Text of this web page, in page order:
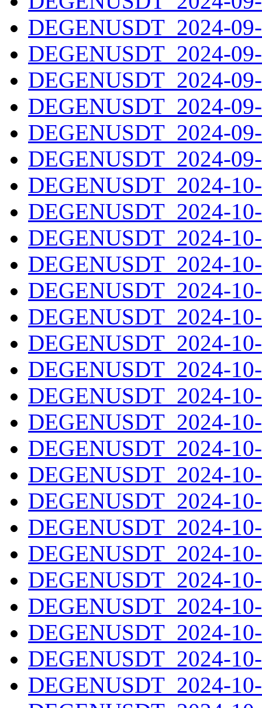
DEGENUSDT_2024-
DEGENUSDT_2024-
DEGENUSDT_2024-
DEGENUSDT_2024-
DEGENUSDT_2024-
DEGENUSDT_2024-
DEGENUSDT_2024-
DEGENUSDT_2024-
DEGENUSDT_2024-
DEGENUSDT_2024-
DEGENUSDT_2024-
DEGENUSDT_2024-
DEGENUSDT_2024-
DEGENUSDT_2024-
DEGENUSDT_2024-
DEGENUSDT_2024-
DEGENUSDT_2024-
DEGENUSDT_2024-
DEGENUSDT_2024-
DEGENUSDT_2024-
DEGENUSDT_2024-
DEGENUSDT_2024-
DEGENUSDT_2024-
DEGENUSDT_2024-
DEGENUSDT_2024-
DEGENUSDT_2024-